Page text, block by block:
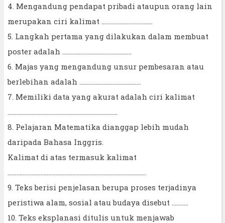
4. Mengandung pendapat pribadi ataupun orang lain
merupakan ciri kalimat …………………………….
5. Langkah pertama yang dilakukan dalam membuat
poster adalah ……………………………………….
6. Majas yang mengandung unsur pembesaran atau
berlebihan adalah …………………………………..
7. Memiliki data yang akurat adalah ciri kalimat
8. Pelajaran Matematika dianggap lebih mudah
daripada Bahasa Inggris.
Kalimat di atas termasuk kalimat
9. Teks berisi penjelasan berupa proses terjadinya
peristiwa alam, sosial atau budaya disebut ………..
10. Teks eksplanasi ditulis untuk menjawab